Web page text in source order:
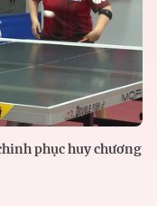
phục huy chương